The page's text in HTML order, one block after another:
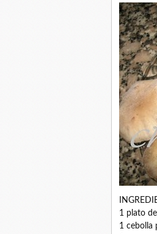
1 plato
1 cebolla